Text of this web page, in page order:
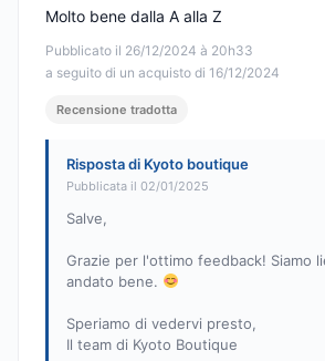
Pubblicato il 26/12/2024 à 20h33
a seguito di un acquisto di 16/12/2024
Molto bene dalla A alla Z
Recensione tradotta
Risposta di Kyoto boutique
Pubblicata il 02/01/2025
Salve,
Grazie per l'ottimo feedback! Siamo
andato bene.
Speriamo di vedervi presto,
Il team di Kyoto Boutique